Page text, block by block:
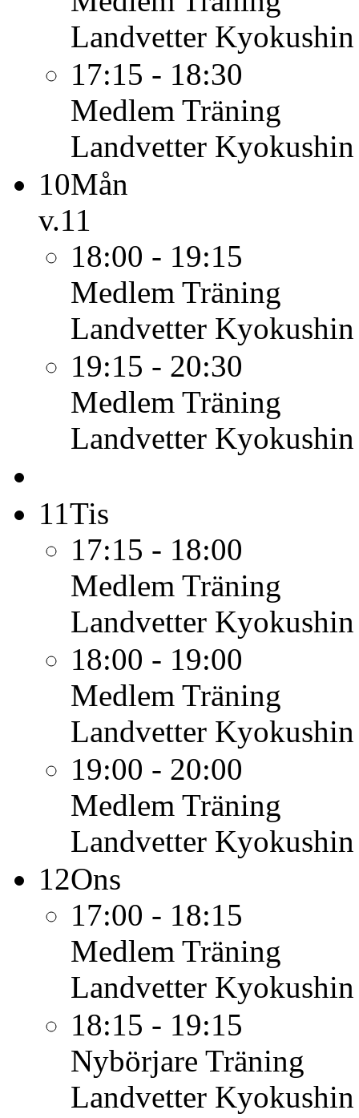
Landvetter
17:15 - 18:30
Medlem Träning
Landvetter
10Mån
v.11
18:00 - 19:15
Medlem Träning
Landvetter
19:15 - 20:30
Medlem Träning
Landvetter
11Tis
17:15 - 18:00
Medlem Träning
Landvetter
18:00 - 19:00
Medlem Träning
Landvetter
19:00 - 20:00
Medlem Träning
Landvetter
12Ons
17:00 - 18:15
Medlem Träning
Landvetter
18:15 - 19:15
Nybörjare Träning
Landvetter